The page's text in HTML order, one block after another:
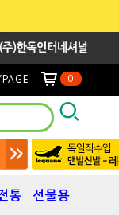
0
통 선물용